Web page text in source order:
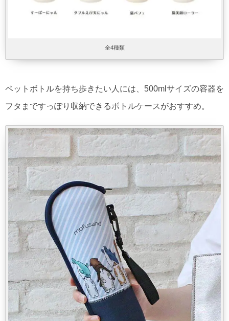
全4種類
ペットボトルを持ち歩きたい人には、500mlサイズの容器を
フタまですっぽり収納できるボトルケースがおすすめ。